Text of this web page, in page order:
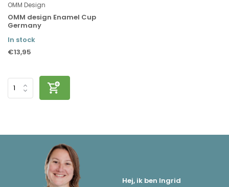
OMM Design
OMM design Enamel Cup
Germany
In stock
€13,95
Hej, ik ben Ingrid